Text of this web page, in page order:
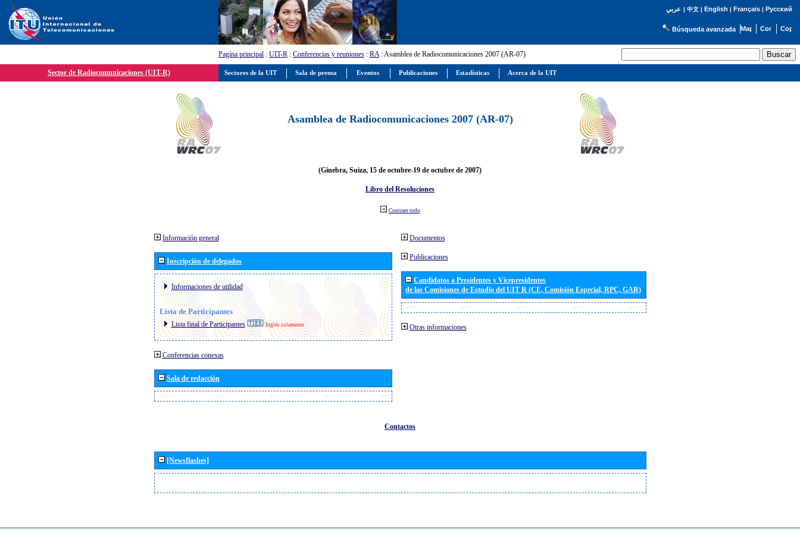
عربي | 中文| English | Français| Русский
Búsqueda avanzada
Pagína principal : UIT-R : Conferencias y reuniones : RA: Asamblea de Radiocomunicaciones 2007 (AR-07)
Sector de Radiocomunicaciones (UIT-R)
Asamblea de Radiocomunicaciones 2007 (AR-07)
(Ginebra, Suiza, 15 de octubre-19 de octubre de 2007)
Libro del Resoluciones
Contraer todo
Información general
Inscripción de delegados
Informaciones de utilidad
Lista de Participantes
Lista final de Participantes Inglés solamente
Conferencias conexas
Sala de redacción
Documentos
Publicaciones
Candidatos a Presidentes y Vicepresidentes
de las Comisiones de Estudio del UIT R (CE, Comisión Especial, RPC, GAR)
Otras informaciones
Contactos
[Newsflashes]
Sectores de la UIT Sala de prensa Eventos Publicaciones Estadísticas Acerca de la UIT